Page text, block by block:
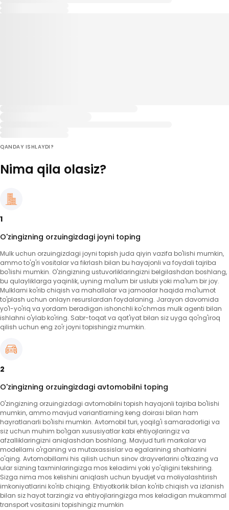
QANDAY ISHLAYDI?
Nima qila olasiz?
1
O'zingizning orzuingizdagi joyni toping
Mulk uchun orzuingizdagi joyni topish juda qiyin vazifa bo'lishi mumkin,
ammo to'g'ri vositalar va fikrlash bilan bu hayajonli va foydali tajriba
bo'lishi mumkin. O'zingizning ustuvorliklaringizni belgilashdan boshlang,
bu qulayliklarga yaqinlik, uyning ma'lum bir uslubi yoki ma'lum bir joy.
Mulklarni ko'rib chiqish va mahallalar va jamoalar haqida ma'lumot
to'plash uchun onlayn resurslardan foydalaning. Jarayon davomida
yo'l-yo'riq va yordam beradigan ishonchli ko'chmas mulk agenti bilan
ishlahni o'ylab ko'ring. Sabr-toqat va qat'iyat bilan siz uyga qo'ng'iroq
qilish uchun eng zo'r joyni topishingiz mumkin.
2
O'zingizning orzuingizdagi avtomobilni toping
O'zingizning orzuingizdagi avtomobilni topish hayajonli tajriba bo'lishi
mumkin, ammo mavjud variantlarning keng doirasi bilan ham
hayratlanarli bo'lishi mumkin. Avtomobil turi, yoqilg'i samaradorligi va
siz uchun muhim bo'lgan xususiyatlar kabi ehtiyojlaringiz va
afzalliklaringizni aniqlashdan boshlang. Mavjud turli markalar va
modellarni o'rganing va mutaxassislar va egalarining sharhlarini
o'qing. Avtomobillarni his qilish uchun sinov drayverlarini o'tkazing va
ular sizning taxminlaringizga mos keladimi yoki yo'qligini tekshiring.
Sizga nima mos kelishini aniqlash uchun byudjet va moliyalashtirish
imkoniyatlarini ko'rib chiqing. Ehtiyotkorlik bilan ko'rib chiqish va izlanish
bilan siz hayot tarzingiz va ehtiyojlaringizga mos keladigan mukammal
transport vositasini topishingiz mumkin